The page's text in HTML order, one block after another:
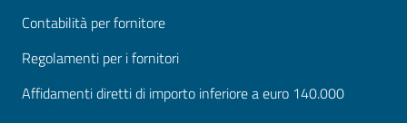
Contabilità per fornitore
Regolamenti per i fornitori
Affidamenti diretti di importo inferiore a euro 140.000